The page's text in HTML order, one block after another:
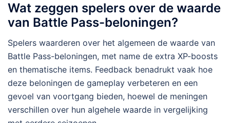
Wat zeggen spelers over de waarde
van Battle Pass-beloningen?
Spelers waarderen over het algemeen de waarde van
Battle Pass-beloningen, met name de extra XP-boosts
en thematische items. Feedback benadrukt vaak hoe
deze beloningen de gameplay verbeteren en een
gevoel van voortgang bieden, hoewel de meningen
verschillen over hun algehele waarde in vergelijking